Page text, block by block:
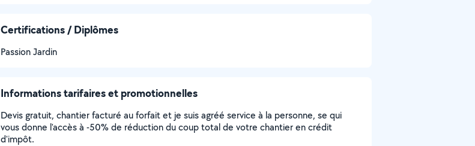
Certifications / Diplômes
Passion Jardin
Informations tarifaires et promotionnelles
Devis gratuit, chantier facturé au forfait et je suis agréé service à la personne, se qui
vous donne l'accès à -50% de réduction du coup total de votre chantier en crédit
d'impôt.